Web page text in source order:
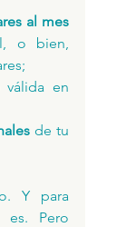
o bien,
válida en
de tu
Y para
es. Pero